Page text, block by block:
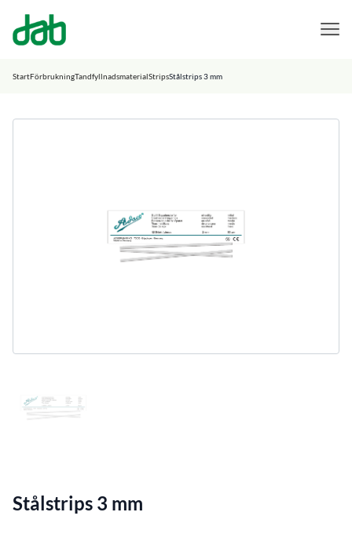
DAB Dental
StartFörbrukningTandfyllnadsmaterialStripsStålstrips 3 mm
Stålstrips 3 mm